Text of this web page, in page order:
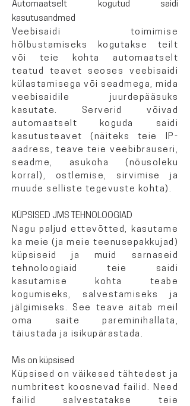
Automaatselt kogutud saidi
kasutusandmed
Veebisaidi toimimise
hõlbustamiseks kogutakse teilt
või teie kohta automaatselt
teatud teavet seoses veebisaidi
külastamisega või seadmega, mida
veebisaidile juurdepääsuks
kasutate. Serverid võivad
automaatselt koguda saidi
kasutusteavet (näiteks teie IP-
aadress, teave teie veebibrauseri,
seadme, asukoha (nõusoleku
korral), ostlemise, sirvimise ja
muude selliste tegevuste kohta).
KÜPSISED JMS TEHNOLOOGIAD
Nagu paljud ettevõtted, kasutame
ka meie (ja meie teenusepakkujad)
küpsiseid ja muid sarnaseid
tehnoloogiaid teie saidi
kasutamise kohta teabe
kogumiseks, salvestamiseks ja
jälgimiseks. See teave aitab meil
oma saite pareminihallata,
täiustada ja isikupärastada.
Mis on küpsised
Küpsised on väikesed tähtedest ja
numbritest koosnevad failid. Need
failid salvestatakse teie